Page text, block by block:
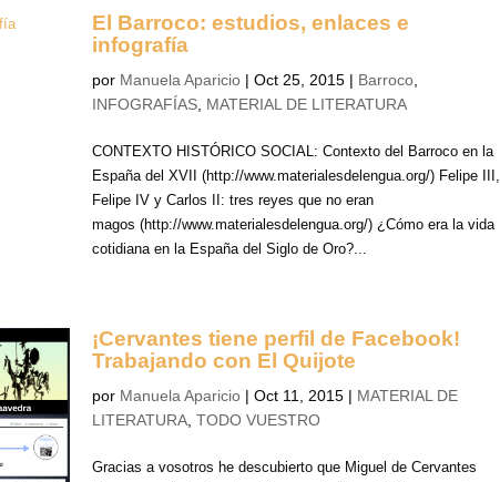
El Barroco: estudios, enlaces e
infografía
por Manuela Aparicio |Oct 25, 2015 | Barroco
INFOGRAFÍAS MATERIAL DE LITERATURA
CONTEXTO HISTÓRICO SOCIAL: Contexto del Barroco en la
España del XVII (http://www.materialesdelengua.org/) Felipe III,
Felipe IV y Carlos II: tres reyes que no eran
magos (http://www.materialesdelengua.org/) ¿Cómo era la vida
cotidiana en la España del Siglo de Oro?...
¡Cervantes tiene perfil de Facebook!
Trabajando con El Quijote
por Manuela Aparicio |Oct 11, 2015 | MATERIAL DE
LITERATURA ,TODO VUESTRO
Gracias a vosotros he descubierto que Miguel de Cervantes